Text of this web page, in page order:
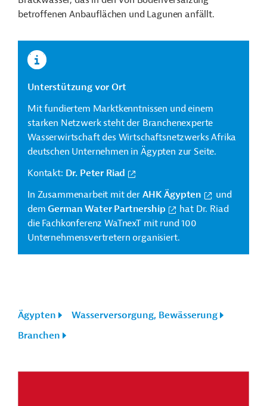
betroffenen Anbauflächen und Lagunen anfällt.
Unterstützung vor Ort
Mit fundiertem Marktkenntnissen und einem
starken Netzwerk steht der Branchenexperte
Wasserwirtschaft des Wirtschaftsnetzwerks Afrika
deutschen Unternehmen in Ägypten zur Seite.
Kontakt: Dr. Peter Riad
In Zusammenarbeit mit der AHK Ägypten
und
demGerman Water Partnership
hat Dr. Riad
die Fachkonferenz WaTnexT mit rund 100
Unternehmensvertretern organisiert.
Ägypten
Wasserversorgung, Bewässerung
Branchen